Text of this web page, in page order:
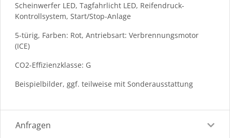
Scheinwerfer LED, Tagfahrlicht LED, Reifendruck-
Kontrollsystem, Start/Stop-Anlage
5-türig, Farben: Rot, Antriebsart: Verbrennungsmotor
(ICE)
CO2-Effizienzklasse: G
Beispielbilder, ggf. teilweise mit Sonderausstattung
Anfragen